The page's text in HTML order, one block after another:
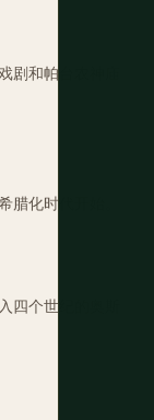
剧和帕台农神庙
腊化时代开始。
四个世纪的奥斯